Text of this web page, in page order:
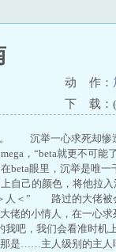
动 作：
下 载：(
沉举一心求死却惨
，“beta就更不
眼里，沉举是唯
己的颜色，将他拉
＞人＜” 路过的大
情人，在一心求死
吧，我们会看准时
是……主人级别的主